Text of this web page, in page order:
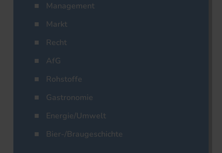
Management
Markt
Recht
AfG
Rohstoffe
Gastronomie
Energie/Umwelt
Bier-/Braugeschichte